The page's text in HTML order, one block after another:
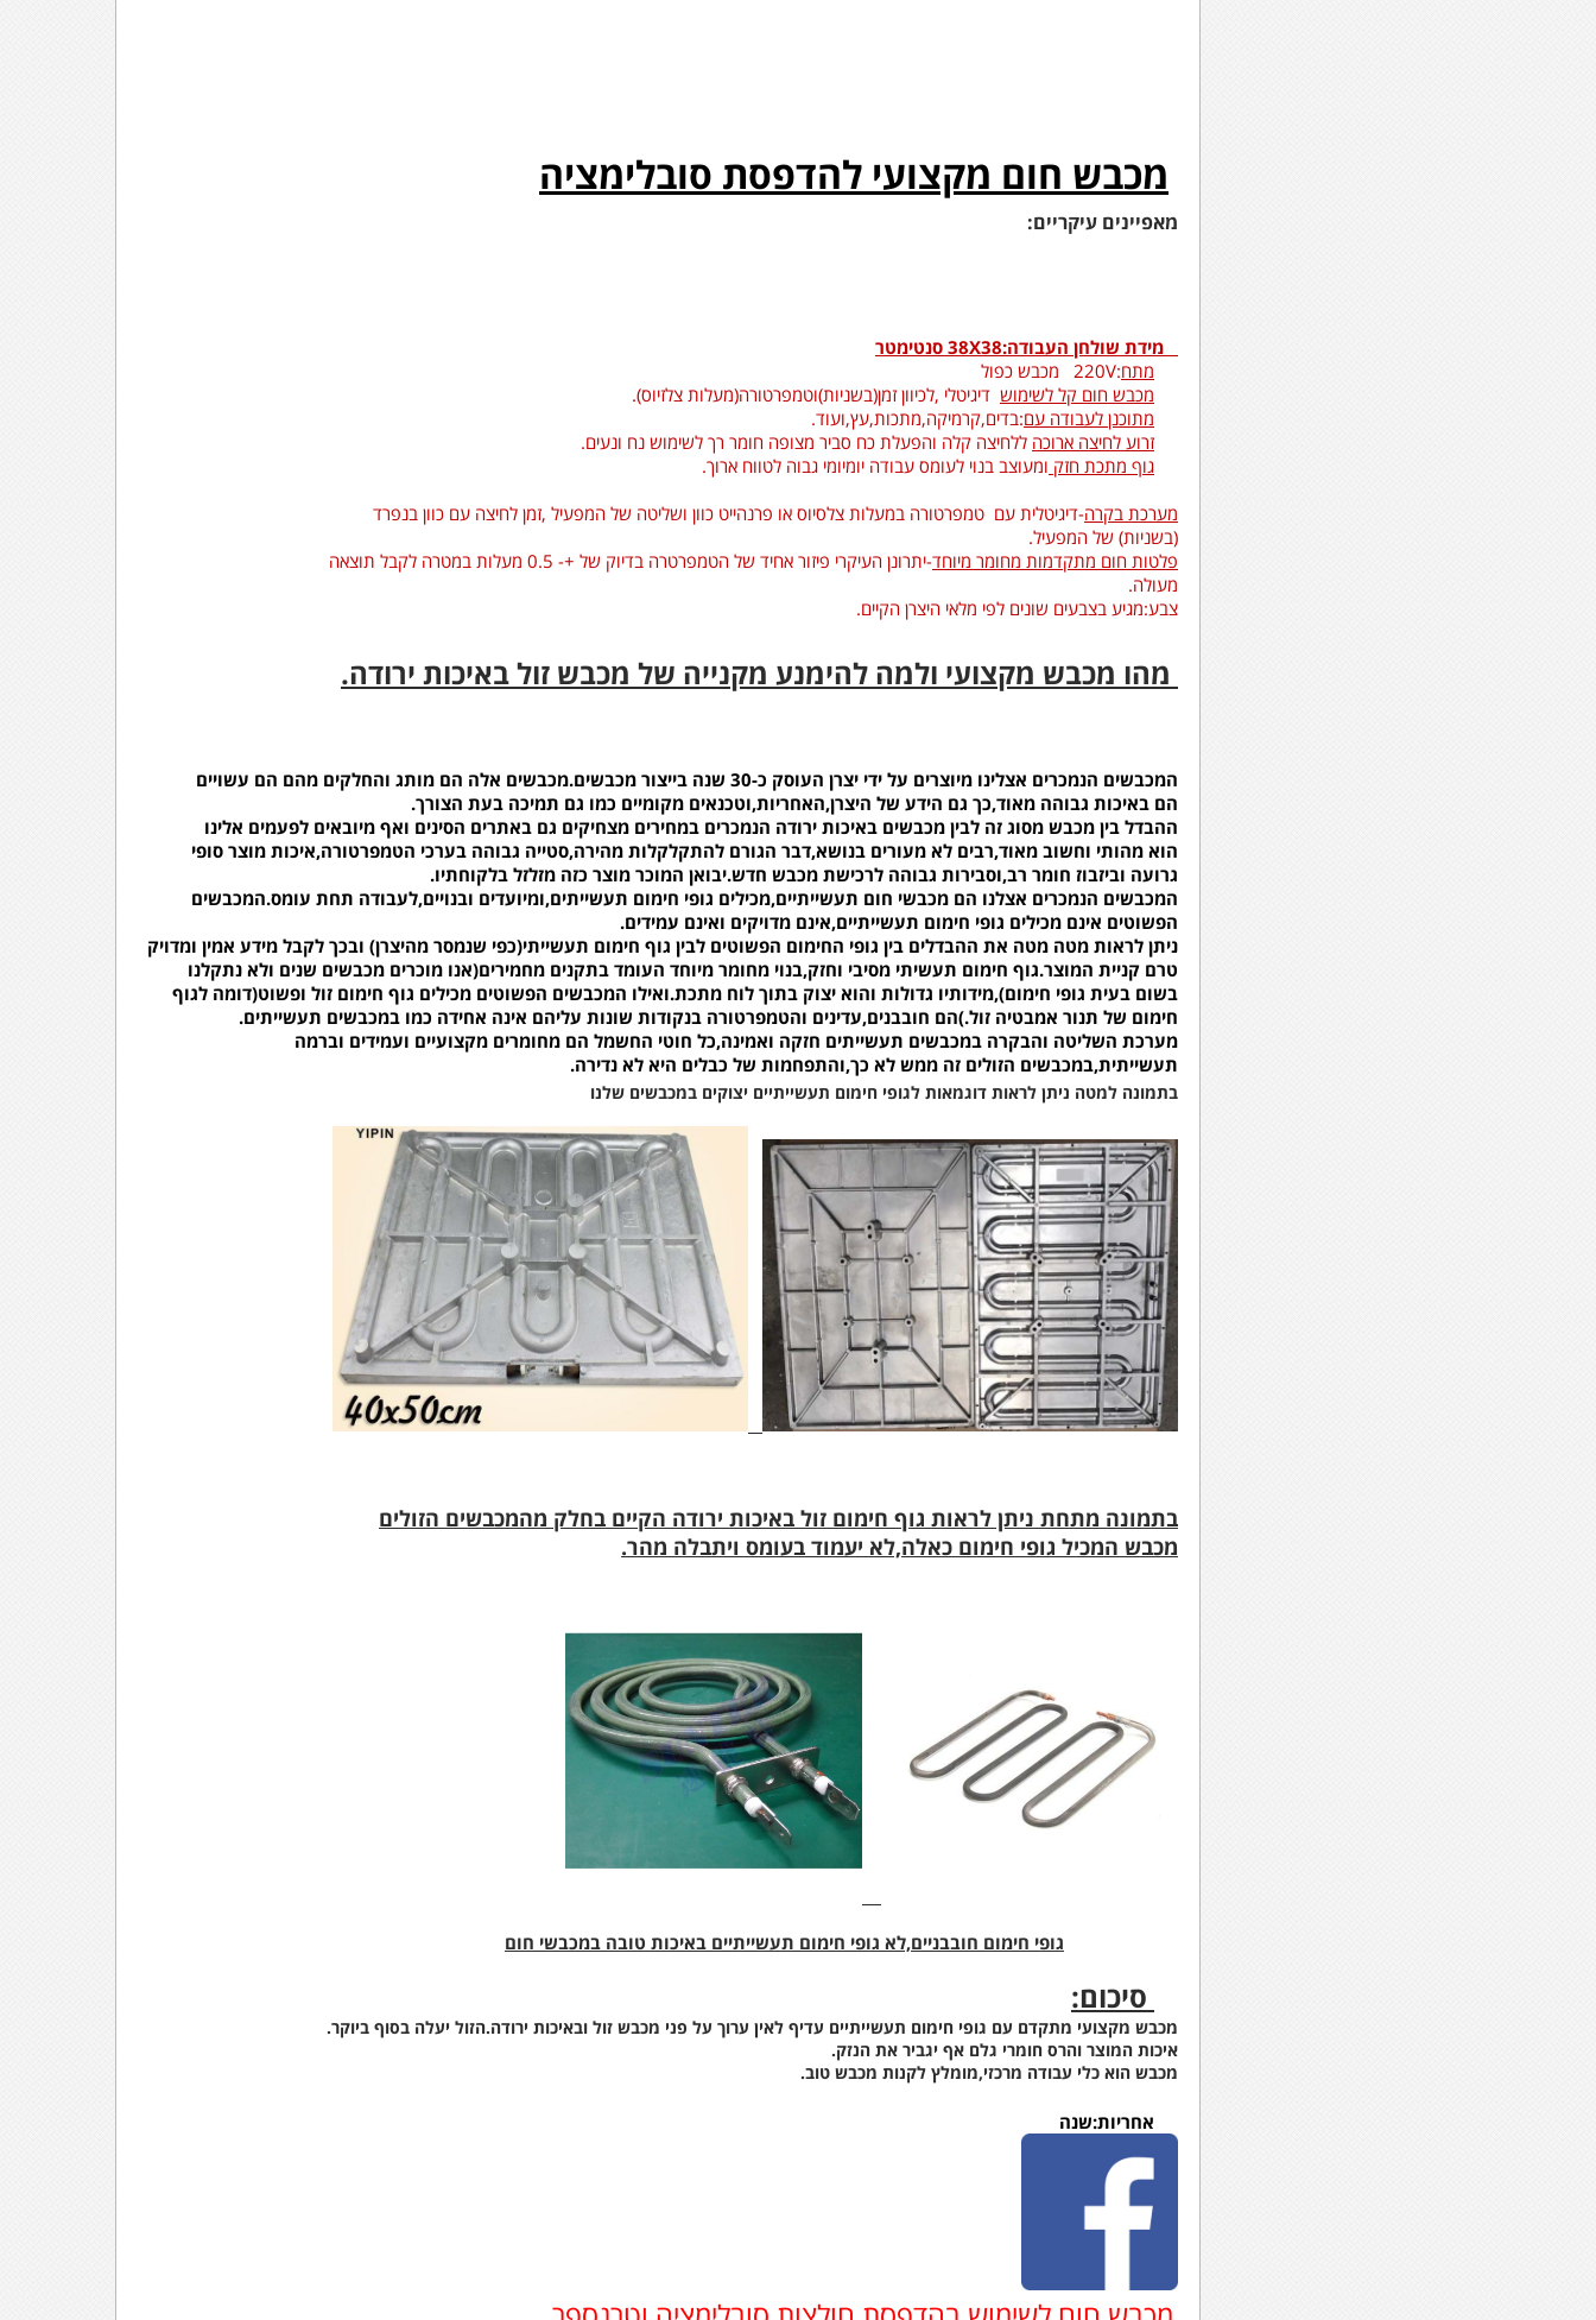
מכבש חום מקצועי להדפסת סובלימציה
מאפיינים עיקריים:
מידת שולחן העבודה:38X38 סנטימטר
מתח:220V מכבש כפול
מכבש חום קל לשימושדיגיטלי ,לכיוון זמן(בשניות)וטמפרטורה(מעלות צלזיוס).
מתוכנן לעבודה עם:בדים,קרמיקה,מתכות,עץ,ועוד.
זרוע לחיצה ארוכה ללחיצה קלה והפעלת כח סביר מצופה חומר רך לשימוש נח ונעים.
גוף מתכת חזק ומעוצב בנוי לעומס עבודה יומיומי גבוה לטווח ארוך.
מערכת בקרה-דיגיטלית עם טמפרטורה במעלות צלסיוס או פרנהייט כוון ושליטה של המפעיל ,זמן לחיצה עם כוון בנפרד
(בשניות) של המפעיל.
פלטות חום מתקדמות מחומר מיוחד-יתרונן העיקרי פיזור אחיד של הטמפרטרה בדיוק של +- 0.5 מעלות במטרה לקבל תוצאה
מעולה.
צבע:מגיע בצבעים שונים לפי מלאי היצרן הקיים.
מהו מכבש מקצועי ולמה להימנע מקנייה של מכבש זול באיכות ירודה.
המכבשים הנמכרים אצלינו מיוצרים על ידי יצרן העוסק כ-30 שנה בייצור מכבשים.מכבשים אלה הם מותג והחלקים מהם הם עשויים
הם באיכות גבוהה מאוד,כך גם הידע של היצרן,האחריות,וטכנאים מקומיים כמו גם תמיכה בעת הצורך.
ההבדל בין מכבש מסוג זה לבין מכבשים באיכות ירודה הנמכרים במחירים מצחיקים גם באתרים הסינים ואף מיובאים לפעמים אלינו
הוא מהותי וחשוב מאוד,רבים לא מעורים בנושא,דבר הגורם להתקלקלות מהירה,סטייה גבוהה בערכי הטמפרטורה,איכות מוצר סופי
גרועה וביזבוז חומר רב,וסבירות גבוהה לרכישת מכבש חדש.יבואן המוכר מוצר כזה מזלזל בלקוחתיו.
המכבשים הנמכרים אצלנו הם מכבשי חום תעשייתיים,מכילים גופי חימום תעשייתים,ומיועדים ובנויים,לעבודה תחת עומס.המכבשים
הפשוטים אינם מכילים גופי חימום תעשייתיים,אינם מדויקים ואינם עמידים.
ניתן לראות מטה מטה את ההבדלים בין גופי החימום הפשוטים לבין גוף חימום תעשייתי(כפי שנמסר מהיצרן) ובכך לקבל מידע אמין ומדויק
טרם קניית המוצר.גוף חימום תעשיתי מסיבי וחזק,בנוי מחומר מיוחד העומד בתקנים מחמירים(אנו מוכרים מכבשים שנים ולא נתקלנו
בשום בעית גופי חימום),מידותיו גדולות והוא יצוק בתוך לוח מתכת.ואילו המכבשים הפשוטים מכילים גוף חימום זול ופשוט(דומה לגוף
חימום של תנור אמבטיה זול.)הם חובבנים,עדינים והטמפרטורה בנקודות שונות עליהם אינה אחידה כמו במכבשים תעשייתים.
מערכת השליטה והבקרה במכבשים תעשייתים חזקה ואמינה,כל חוטי החשמל הם מחומרים מקצועיים ועמידים וברמה
תעשייתית,במכבשים הזולים זה ממש לא כך,והתפחמות של כבלים היא לא נדירה.
בתמונה למטה ניתן לראות דוגמאות לגופי חימום תעשייתיים יצוקים במכבשים שלנו
בתמונה מתחת ניתן לראות גוף חימום זול באיכות ירודה הקיים בחלק מהמכבשים הזולים
מכבש המכיל גופי חימום כאלה,לא יעמוד בעומס ויתבלה מהר.
גופי חימום חובבניים,לא גופי חימום תעשייתיים באיכות טובה במכבשי חום
סיכום:
מכבש מקצועי מתקדם עם גופי חימום תעשייתיים עדיף לאין ערוך על פני מכבש זול ובאיכות ירודה.הזול יעלה בסוף ביוקר.
איכות המוצר והרס חומרי גלם אף יגביר את הנזק.
מכבש הוא כלי עבודה מרכזי,מומלץ לקנות מכבש טוב.
אחריות:שנה